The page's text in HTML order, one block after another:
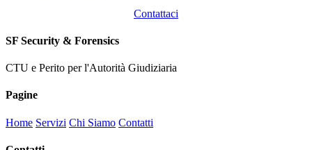
Contattaci
SF Security & Forensics
CTU e Perito per l'Autorità Giudiziaria
Pagine
Home Servizi Chi Siamo Contatti